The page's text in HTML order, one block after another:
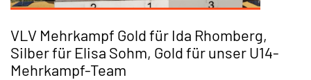
VLV Mehrkampf Gold für Ida Rhomberg,
Silber für Elisa Sohm, Gold für unser U14-
Mehrkampf-Team